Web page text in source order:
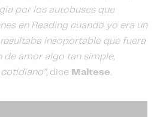
por los autobuses que
en Reading cuando yo era un
insoportable que fuera
de amor algo tan simple,
, dice Maltese.